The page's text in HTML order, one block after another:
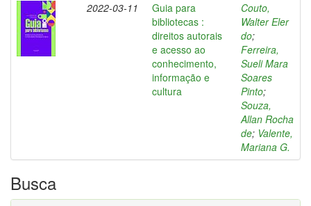
2022-03-11
Guia para
bibliotecas :
direitos autorais
e acesso ao
conhecimento,
informação e
cultura
Couto,
Walter Eler
do;
Ferreira,
Sueli Mara
Soares
Pinto;
Souza,
Allan Rocha
de; Valente,
Mariana G.
Busca